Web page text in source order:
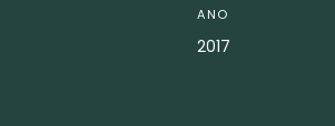
ANO
2017